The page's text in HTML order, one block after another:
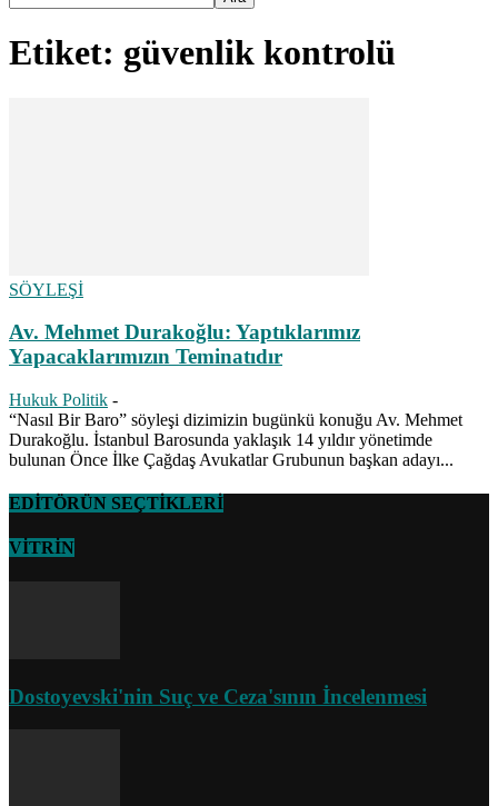
Etiket: güvenlik kontrolü
SÖYLEŞİ
Av. Mehmet Durakoğlu: Yaptıklarımız
Yapacaklarımızın Teminatıdır
Hukuk Politik -
“Nasıl Bir Baro” söyleşi dizimizin bugünkü konuğu Av. Mehmet
Durakoğlu. İstanbul Barosunda yaklaşık 14 yıldır yönetimde
bulunan Önce İlke Çağdaş Avukatlar Grubunun başkan adayı...
EDİTÖRÜN SEÇTİKLERİ
VİTRİN
Dostoyevski'nin Suç ve Ceza'sının İncelenmesi